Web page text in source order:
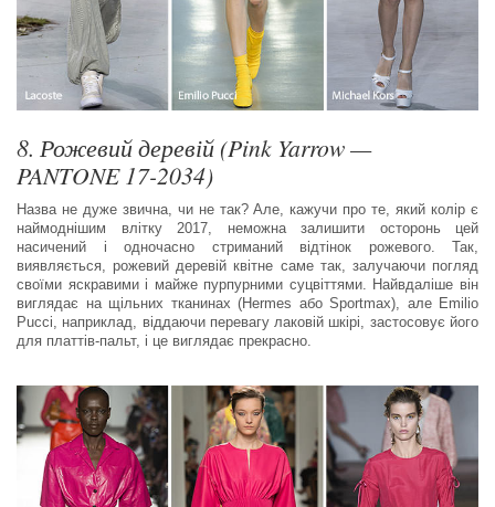
8. Рожевий деревій (Pink Yarrow —
PANTONE 17-2034)
Назва не дуже звична, чи не так? Але, кажучи про те, який колір є
наймоднішим влітку 2017, неможна залишити осторонь цей
насичений і одночасно стриманий відтінок рожевого. Так,
виявляється, рожевий деревій квітне саме так, залучаючи погляд
своїми яскравими і майже пурпурними суцвіттями. Найвдаліше він
виглядає на щільних тканинах (Hermes або Sportmax), але Emilio
Pucci, наприклад, віддаючи перевагу лаковій шкірі, застосовує його
для платтів-пальт, і це виглядає прекрасно.